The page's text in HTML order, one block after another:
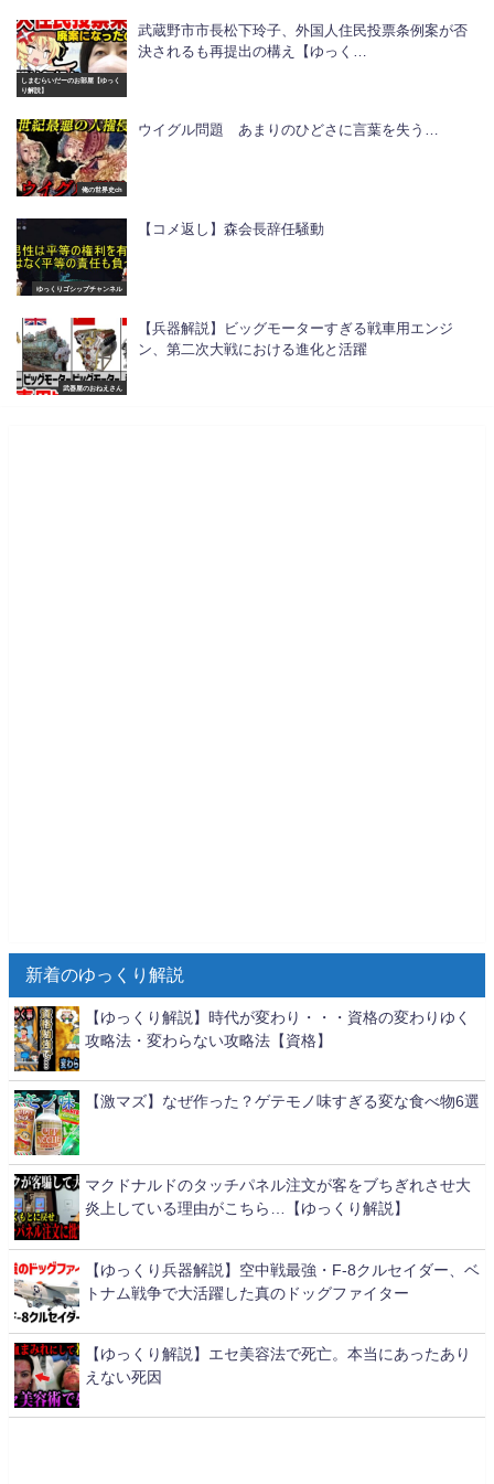
しまむらいだーのお部屋【ゆっく
り解説】
武蔵野市市長松下玲子、外国人住民投票条例案が否
決されるも再提出の構え【ゆっく…
俺の世界史ch
ウイグル問題 あまりのひどさに言葉を失う…
ゆっくりゴシップチャンネル
【コメ返し】森会長辞任騒動
武器屋のおねえさん
【兵器解説】ビッグモーターすぎる戦車用エンジ
ン、第二次大戦における進化と活躍
新着のゆっくり解説
【ゆっくり解説】時代が変わり・・・資格の変わりゆく
攻略法・変わらない攻略法【資格】
【激マズ】なぜ作った？ゲテモノ味すぎる変な食べ物6選
マクドナルドのタッチパネル注文が客をブちぎれさせ大
炎上している理由がこちら…【ゆっくり解説】
【ゆっくり兵器解説】空中戦最強・F-8クルセイダー、ベ
トナム戦争で大活躍した真のドッグファイター
【ゆっくり解説】エセ美容法で死亡。本当にあったあり
えない死因